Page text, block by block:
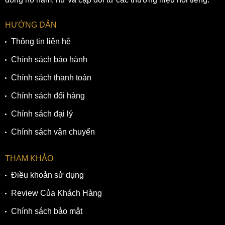
5. Bộ máy cơ ETA Caliber 2824 được chế tác
công phu dành riêng cho Red Label
Được trang bị loại máy cơ Automatic ETA Caliber 2824 với
HƯỚNG DẪN
Thông tin liên hệ
Chính sách bảo hành
Chính sách thanh toán
Chính sách đổi hàng
Chính sách đại lý
Chính sách vận chuyển
THAM KHẢO
Điều khoản sử dụng
Review Của Khách Hàng
Chính sách bảo mật